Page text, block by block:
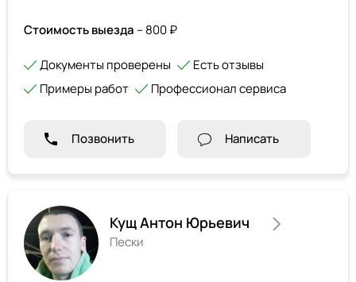
Стоимость выезда – 800 ₽
Документы проверены
Есть отзывы
Примеры работ
Профессионал сервиса
Позвонить Написать
Кущ Антон Юрьевич
Пески